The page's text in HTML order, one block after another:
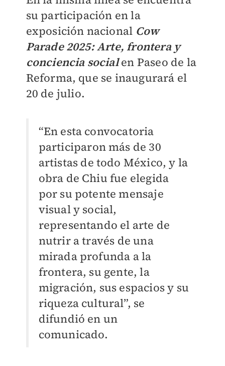
su participación en la
exposición nacional Cow
Parade 2025: Arte, frontera y
conciencia socialen Paseo de la
Reforma, que se inaugurará el
20 de julio.
“En esta convocatoria
participaron más de 30
artistas de todo México, y la
obra de Chiu fue elegida
por su potente mensaje
visual y social,
representando el arte de
nutrir a través de una
mirada profunda a la
frontera, su gente, la
migración, sus espacios y su
riqueza cultural”, se
difundió en un
comunicado.